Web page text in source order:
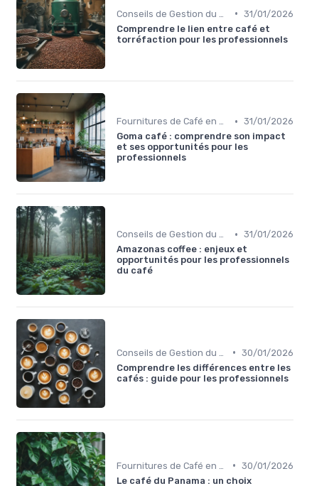
• 31/01/2026
Comprendre le lien entre café et
torréfaction pour les professionnels
Fournitures de Café en Gros • 31/01/2026
Goma café : comprendre son impact
et ses opportunités pour les
professionnels
Conseils de Gestion du Café • 31/01/2026
Amazonas coffee : enjeux et
opportunités pour les professionnels
du café
• 30/01/2026
Comprendre les différences entre les
cafés : guide pour les professionnels
• 30/01/2026
Le café du Panama : un choix